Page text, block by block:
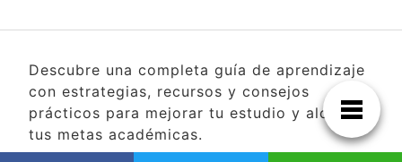
Descubre una completa guía de aprendizaje
con estrategias, recursos y consejos
prácticos para mejorar tu estudio y alcanzar
tus metas académicas.